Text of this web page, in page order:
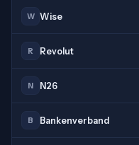
W Wise
R Revolut
N N26
B Bankenverband